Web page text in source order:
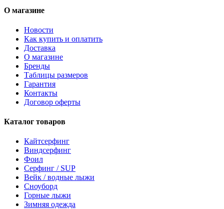
О магазине
Новости
Как купить и оплатить
Доставка
О магазине
Бренды
Таблицы размеров
Гарантия
Контакты
Договор оферты
Каталог товаров
Кайтсерфинг
Виндсерфинг
Фоил
Серфинг / SUP
Вейк / водные лыжи
Сноуборд
Горные лыжи
Зимняя одежда